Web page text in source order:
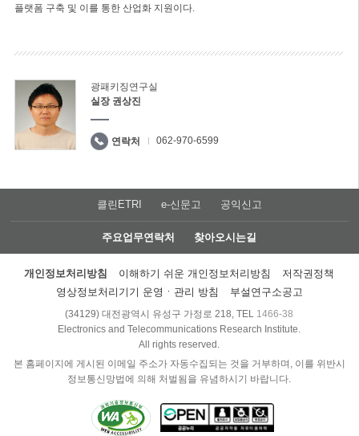
플랫폼 구축 및 이를 통한 산업화 지원이다.
광패키징연구실
실장 권상진
연락처 062-970-6599
클린ETRI e-신문고 공익신고
주요업무연락처 찾아오시는길
개인정보처리방침 이해하기 쉬운 개인정보처리방침
저작권정책
영상정보처리기기 운영ㆍ관리 방침
부설연구소공고
(34129) 대전광역시 유성구 가정로 218, TEL 1466-38
Electronics and Telecommunications Research Institute.
All rights reserved.
본 홈페이지에 게시된 이메일 주소가 자동수집되는 것을 거부하며, 이를 위반시
정보통신망법에 의해 처벌됨을 유념하시기 바랍니다.